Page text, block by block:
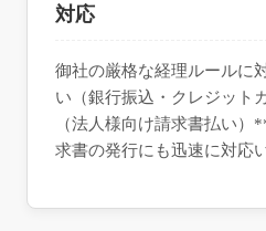
対応
御社の厳格な経理ルールに
い（銀行振込・クレジット
（法人様向け請求書払い
求書の発行にも迅速に対応